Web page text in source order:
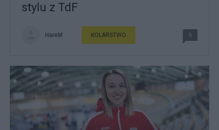
stylu z TdF
HareM KOLARSTWO 6